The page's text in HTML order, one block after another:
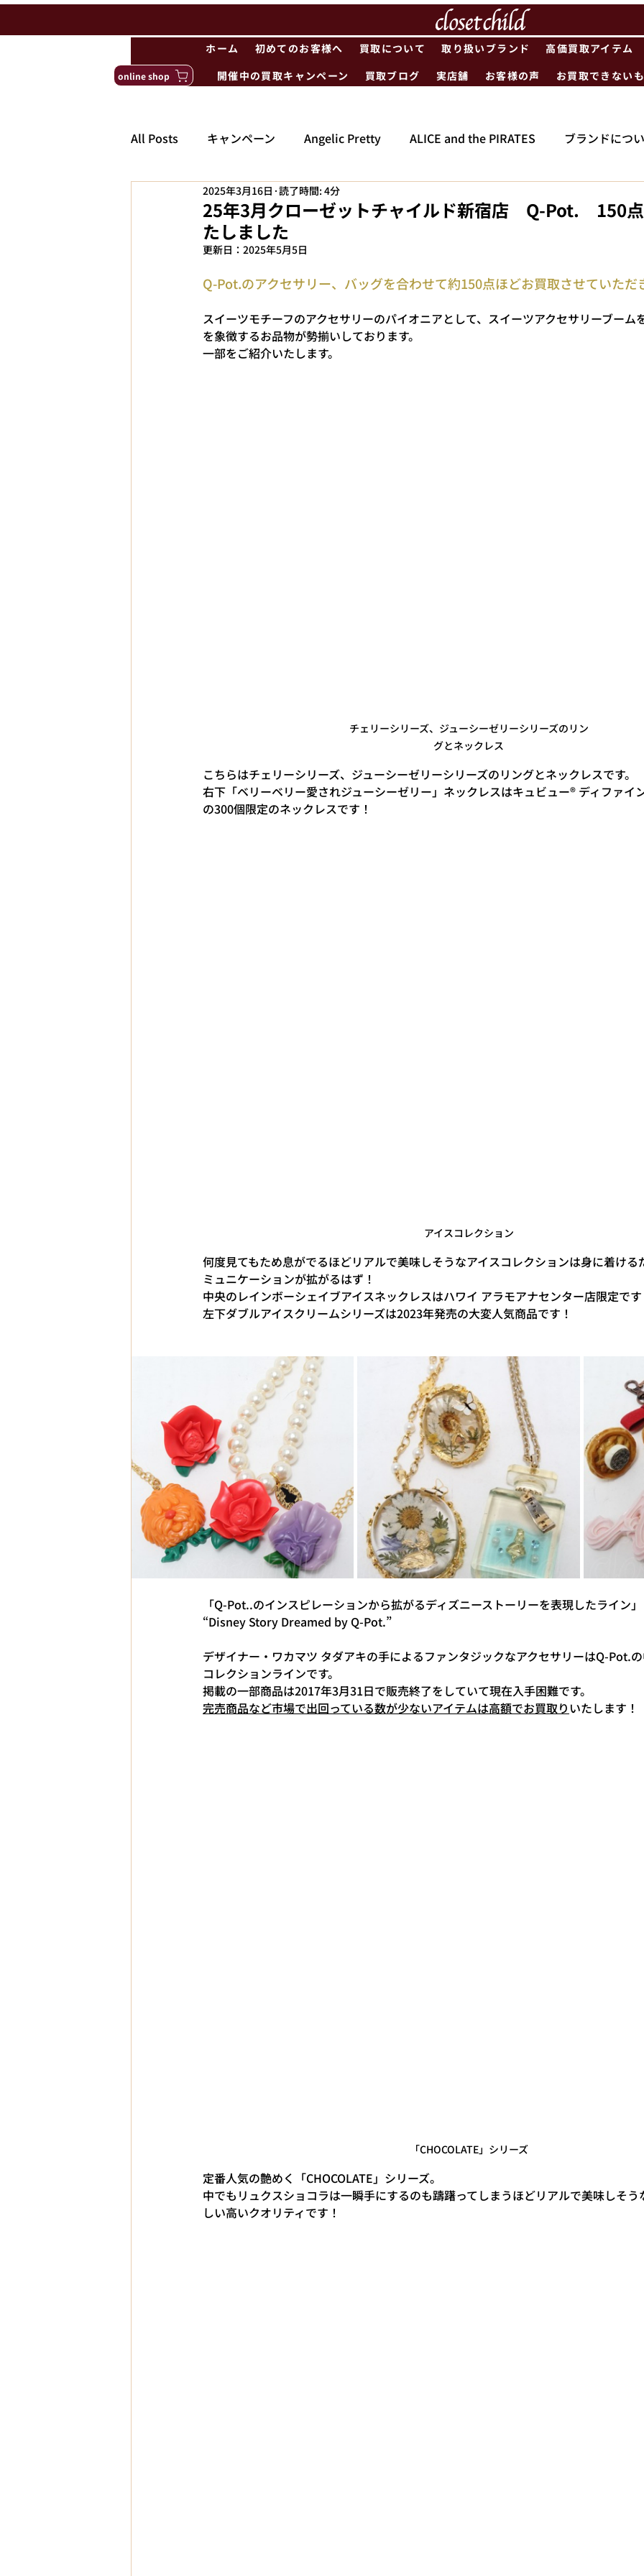
ホーム 初めてのお客様へ 買取について 取り扱いブランド
高価買取アイテム
開催中の買取キャンペーン
買取ブログ 実店舗 お客様の声 お買取できない
online shop
All Posts キャンペーン Angelic Pretty ALICE and the PIRATES ブランドにつ
25年3月クローゼットチャイルド新宿店 Q-Pot. 150
たしました
2025年3月16日 読了時間: 4分
更新日： 2025年5月5日
Q-Pot.のアクセサリー、バッグを合わせて約150点ほどお買取させていただ
スイーツモチーフのアクセサリーのパイオニアとして、スイーツアクセサリーブーム
を象徴するお品物が勢揃いしております。
一部をご紹介いたします。
チェリーシリーズ、ジューシーゼリーシリーズのリン
グとネックレス
こちらはチェリーシリーズ、ジューシーゼリーシリーズのリングとネックレスです。
右下「ベリーベリー愛されジューシーゼリー」ネックレスはキュビュー® ディファ
の300個限定のネックレスです！
アイスコレクション
何度見てもため息がでるほどリアルで美味しそうなアイスコレクションは身に着ける
ミュニケーションが拡がるはず！
中央のレインボーシェイブアイスネックレスはハワイ アラモアナセンター店限定で
左下ダブルアイスクリームシリーズは2023年発売の大変人気商品です！
「Q-Pot..のインスピレーションから拡がるディズニーストーリーを表現したライン」
“Disney Story Dreamed by Q-Pot.”
デザイナー・ワカマツ タダアキの手によるファンタジックなアクセサリーはQ-Pot.
コレクションラインです。
掲載の一部商品は2017年3月31日で販売終了をしていて現在入手困難です。
完売商品など市場で出回っている数が少ないアイテムは高額でお買取り いたします！
「CHOCOLATE」シリーズ
定番人気の艶めく「CHOCOLATE」シリーズ。
中でもリュクスショコラは一瞬手にするのも躊躇ってしまうほどリアルで美味しそ
しい高いクオリティです！